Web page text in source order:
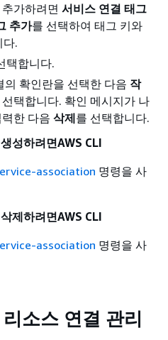
가하려면 서비스 연결 태그
추가를 선택하여 태그 키와
다.
택합니다.
확인란을 선택한 다음 작
선택합니다. 확인 메시지가 나
한 다음 삭제를 선택합니다.
성하려면AWS CLI
association 명령을 사
제하려면AWS CLI
association 명령을 사
소스 연결 관리